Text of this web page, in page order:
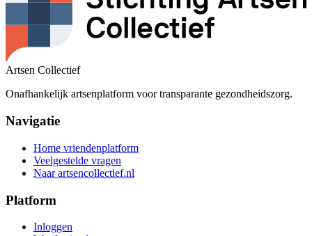
Artsen Collectief
Onafhankelijk artsenplatform voor transparante gezondheidszorg.
Navigatie
Home vriendenplatform
Veelgestelde vragen
Naar artsencollectief.nl
Platform
Inloggen